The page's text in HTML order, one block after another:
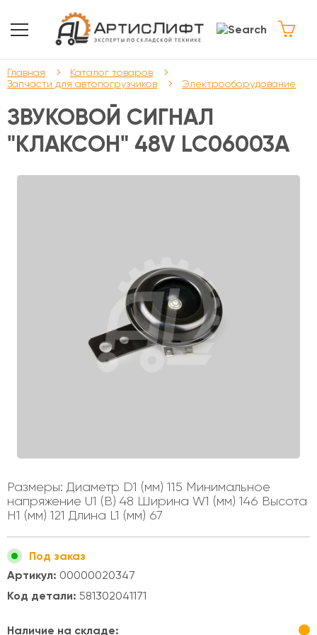
Главная
Каталог товаров
Запчасти для автопогрузчиков
Электрооборудование
ЗВУКОВОЙ СИГНАЛ
"КЛАКСОН" 48V LC06003A
Размеры: Диаметр D1 (мм) 115 Минимальное
напряжение U1 (В) 48 Ширина W1 (мм) 146 Высота
H1 (мм) 121 Длина L1 (мм) 67
Под заказ
Артикул: 00000020347
Код детали: 581302041171
Наличие на складе: